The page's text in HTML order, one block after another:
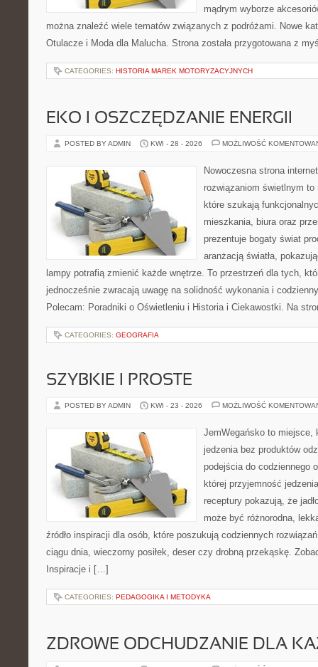
mądrym wyborze
można znaleźć wiele tematów związanych z podróżami. Nowe
Otulacze i Moda dla Malucha. Strona została przygotowana z
CATEGORIES: HISTORIA MAREK MOTORYZACYJNYCH
EKO I OSZCZĘDZANIE ENERGII
POSTED BY ADMIN KWI - 28 - 2026 MOŻLIWOŚĆ
Nowoczesna strona
rozwiązaniom świetlnym
które szukają
mieszkania, biura oraz
prezentuje bogaty świat
aranżacją światła,
lampy potrafią zmienić każde wnętrze. To przestrzeń dla tych,
jednocześnie zwracają uwagę na solidność wykonania i
Polecam: Poradniki o Oświetleniu i Historia i Ciekawostki. Na
CATEGORIES: GEOGRAFIA
SZYBKIE I PROSTE
POSTED BY ADMIN KWI - 23 - 2026 MOŻLIWOŚĆ
JemWegańsko to miejsce,
jedzenia bez produktów
podejścia do codziennego
której przyjemność
receptury pokazują, że
może być różnorodna,
źródło inspiracji dla osób, które poszukują codziennych
ciągu dnia, wieczorny posiłek, deser czy drobną przekąskę.
Inspiracje i […]
CATEGORIES: PEDAGOGIKA I METODYKA
ZDROWE ODCHUDZANIE DLA